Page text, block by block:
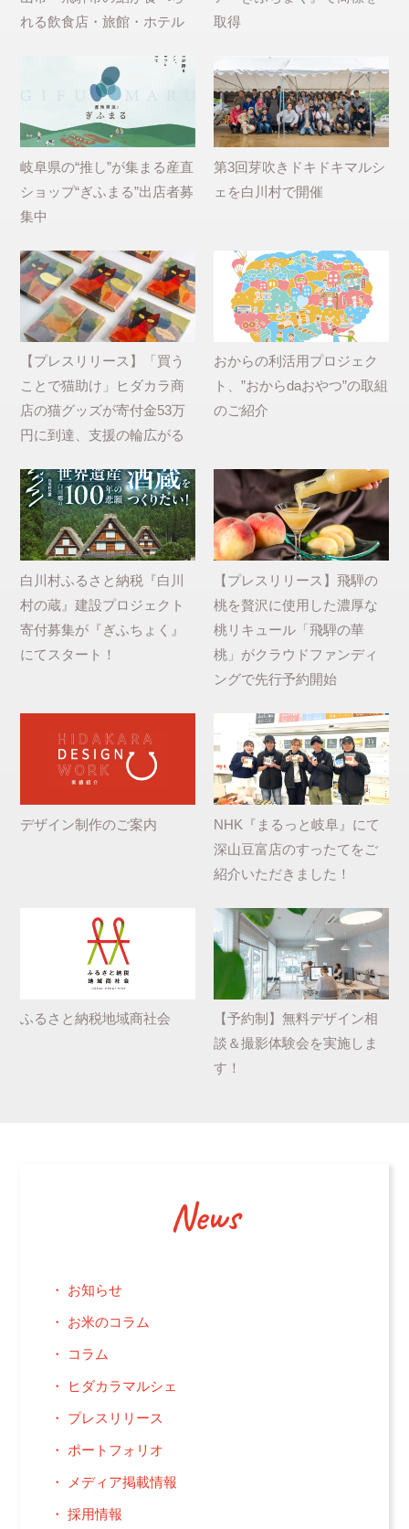
れる飲食店・旅館・ホテル
取得
岐阜県の“推し”が集まる産直
ショップ“ぎふまる”出店者募
集中
第3回芽吹きドキドキマルシ
ェを白川村で開催
【プレスリリース】「買う
ことで猫助け」ヒダカラ商
店の猫グッズが寄付金53万
円に到達、支援の輪広がる
おからの利活用プロジェク
ト、”おからdaおやつ”の取組
のご紹介
白川村ふるさと納税『白川
村の蔵』建設プロジェクト
寄付募集が『ぎふちょく』
にてスタート！
【プレスリリース】飛騨の
桃を贅沢に使用した濃厚な
桃リキュール「飛騨の華
桃」がクラウドファンディ
ングで先行予約開始
デザイン制作のご案内
NHK『まるっと岐阜』にて
深山豆富店のすったてをご
紹介いただきました！
ふるさと納税地域商社会
【予約制】無料デザイン相
談＆撮影体験会を実施しま
す！
News
お知らせ
お米のコラム
コラム
ヒダカラマルシェ
プレスリリース
ポートフォリオ
メディア掲載情報
採用情報